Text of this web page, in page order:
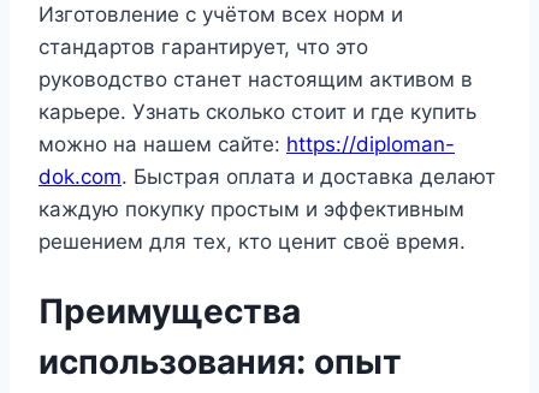
Изготовление с учётом всех норм и
стандартов гарантирует, что это
руководство станет настоящим активом в
карьере. Узнать сколько стоит и где купить
можно на нашем сайте: https://diploman-
dok.com. Быстрая оплата и доставка делают
каждую покупку простым и эффективным
решением для тех, кто ценит своё время.
Преимущества
использования: опыт